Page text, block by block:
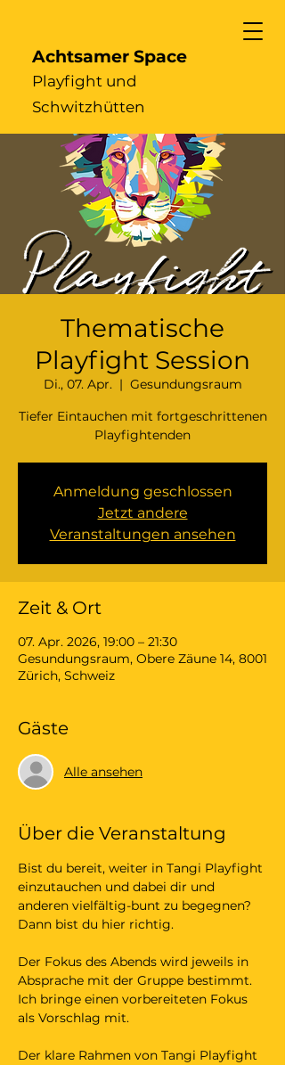
Achtsamer Space
Playfight und
Schwitzhütten
Thematische
Playfight Session
Di., 07. Apr.
  |
Gesundungsraum
Tiefer Eintauchen mit fortgeschrittenen
Playfightenden
Anmeldung geschlossen
Jetzt andere
Veranstaltungen ansehen
Zeit & Ort
07. Apr. 2026, 19:00 – 21:30
Gesundungsraum, Obere Zäune 14, 8001
Zürich, Schweiz
Gäste
Alle ansehen
Über die Veranstaltung
Bist du bereit, weiter in Tangi Playfight
einzutauchen und dabei dir und
anderen vielfältig-bunt zu begegnen?
Dann bist du hier richtig.
Der Fokus des Abends wird jeweils in
Absprache mit der Gruppe bestimmt.
Ich bringe einen vorbereiteten Fokus
als Vorschlag mit.
Der klare Rahmen von Tangi Playfight